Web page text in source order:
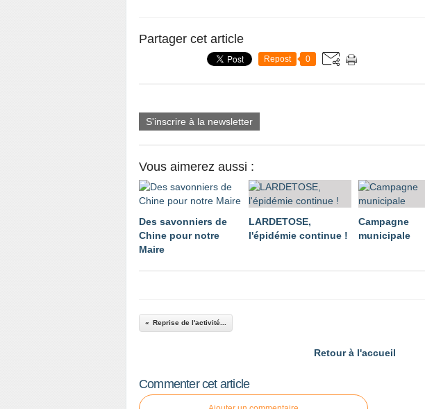
Partager cet article
Repost 0
S'inscrire à la newsletter
Vous aimerez aussi :
Des savonniers de
Chine pour notre
Maire
LARDETOSE,
l'épidémie continue !
Campagne
municipale
Reprise de l'activité...
Retour à l'accueil
Commenter cet article